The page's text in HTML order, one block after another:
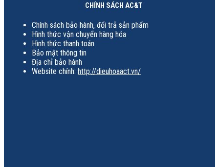
CHÍNH SÁCH AC&T
Chính sách bảo hành, đổi trả sản phẩm
Hình thức vận chuyển hàng hóa
Hình thức thanh toán
Bảo mật thông tin
Địa chỉ bảo hành
Website chính: http://dieuhoaact.vn/